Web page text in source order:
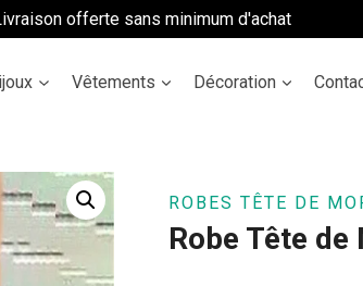
offerte sans minimum d'achat
Vêtements Décoration
ROBES TÊTE DE
Robe Tête